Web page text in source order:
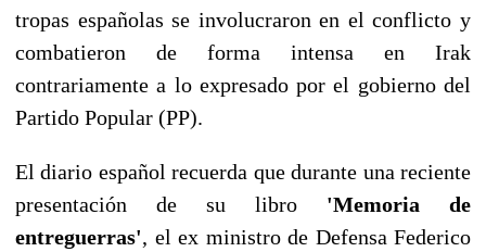
tropas españolas se involucraron en el conflicto y
combatieron de forma intensa en Irak
contrariamente a lo expresado por el gobierno del
Partido Popular (PP).
El diario español recuerda que durante una reciente
presentación de su libro 'Memoria de
entreguerras', el ex ministro de Defensa Federico